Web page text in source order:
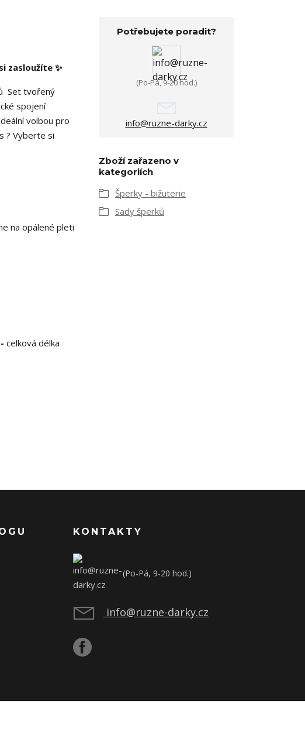
zasloužíte ✨
Set tvořený
spojení
volbou pro
? Vyberte si
na opálené pleti
celková délka
Potřebujete poradit?
(Po-Pá, 9-20 hod.)
info@ruzne-darky.cz
Zboží zařazeno v
kategoriích
Šperky - bižuterie
Sady šperků
KONTAKTY
(Po-Pá, 9-20 hod.)
info@ruzne-darky.cz